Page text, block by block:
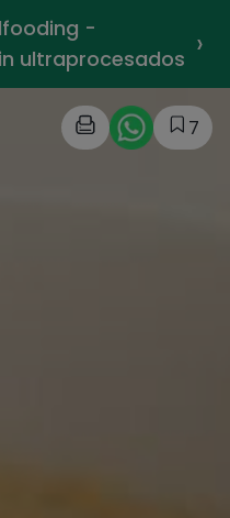
-
ultraprocesados ›
7